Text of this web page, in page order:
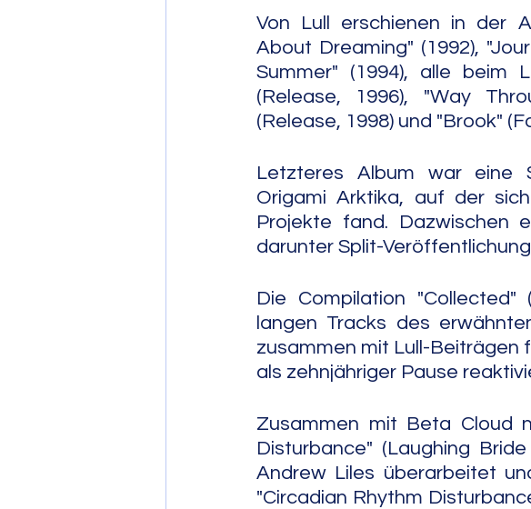
Soul Jazz
Von Lull erschienen in der
About Dreaming" (1992),
Summer" (1994), alle beim
(Release, 1996), "Way
(Release, 1998) und "Brook"
Letzteres Album war eine
Origami Arktika, auf der
Projekte fand. Dazwischen
darunter Split-
Die Compilation
langen Tracks des
zusammen mit Lull-Beiträgen
als zehnjähriger Pause
Zusammen mit Beta Cloud
Disturbance" (Laughing
Andrew Liles überarbeitet
"Circadian Rhythm